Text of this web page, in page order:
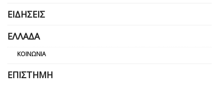
ΕΙΔΉΣΕΙΣ
ΕΛΛΆΔΑ
ΚΟΙΝΩΝΊΑ
ΕΠΙΣΤΉΜΗ